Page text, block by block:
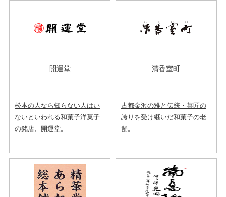
開運堂
松本の人なら知らない人はい
ないといわれる和菓子洋菓子
の銘店、開運堂。
清香室町
古都金沢の雅と伝統・菓匠の
誇りを受け継いだ和菓子の老
舗。